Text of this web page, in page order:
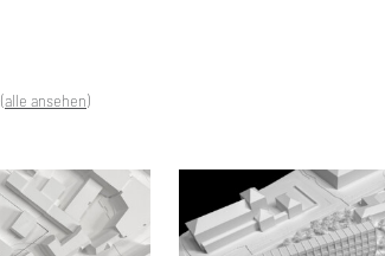
(alle ansehen)